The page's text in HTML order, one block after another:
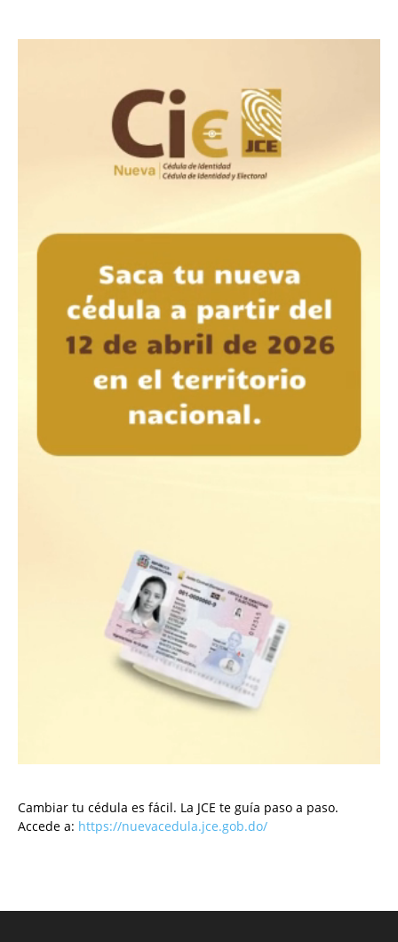
Cambiar tu cédula es fácil. La JCE te guía paso a paso.
Accede a: https://nuevacedula.jce.gob.do/